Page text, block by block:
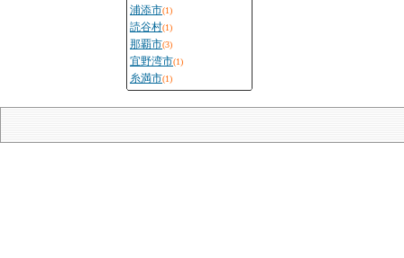
浦添市(1)
読谷村(1)
那覇市(3)
宜野湾市(1)
糸満市(1)